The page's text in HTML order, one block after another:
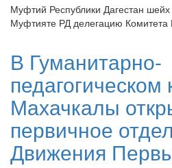
Муфтий Республики Дагестан
Муфтияте РД делегацию Комитета
В Гуманитарно-
Махачкалы
первичное
Движения